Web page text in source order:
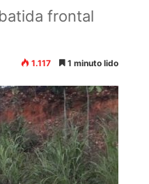
frontal
1.117 1 minuto lido